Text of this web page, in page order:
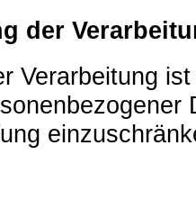
der
Verarbeitung